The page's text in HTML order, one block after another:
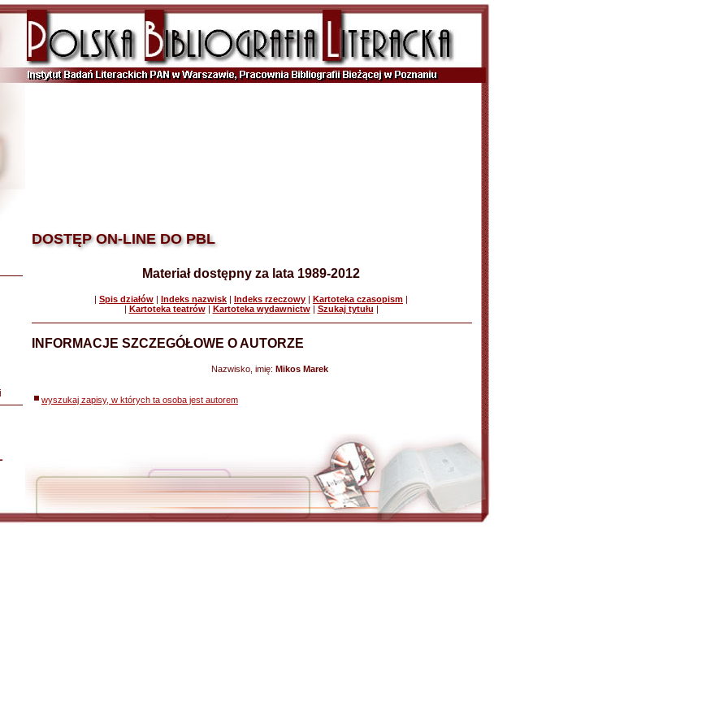
DOSTĘP ON-LINE DO PBL
Materiał dostępny za lata 1989-2012
| Spis działów | Indeks nazwisk | Indeks rzeczowy | Kartoteka czasopism |
| Kartoteka teatrów| Kartoteka wydawnictw| Szukaj tytułu |
INFORMACJE SZCZEGÓŁOWE O AUTORZE
Nazwisko, imię: Mikos Marek
wyszukaj zapisy, w których ta osoba jest autorem